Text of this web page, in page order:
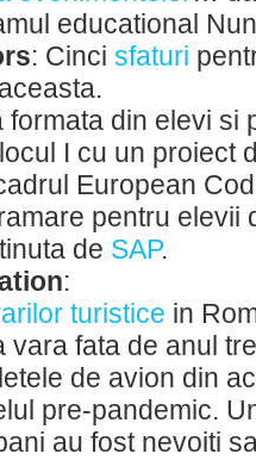
educational
: Cinci sfaturi
formata din elevi si
I cu un proiect
European
pentru elevii
de SAP.
:
turistice in
vara fata de anul
de avion din
pre-pandemic.
au fost nevoiti